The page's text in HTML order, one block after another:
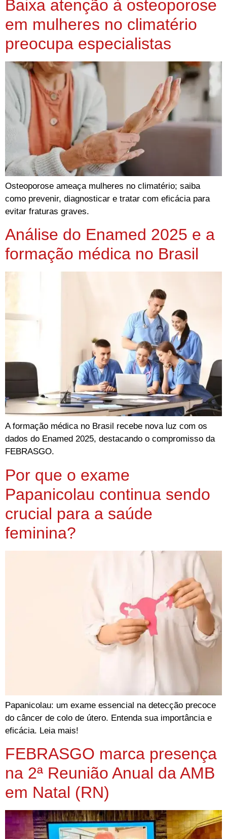
Baixa atenção à osteoporose
em mulheres no climatério
preocupa especialistas
Osteoporose ameaça mulheres no climatério; saiba
como prevenir, diagnosticar e tratar com eficácia para
evitar fraturas graves.
Análise do Enamed 2025 e a
formação médica no Brasil
A formação médica no Brasil recebe nova luz com os
dados do Enamed 2025, destacando o compromisso da
FEBRASGO.
Por que o exame
Papanicolau continua sendo
crucial para a saúde
feminina?
Papanicolau: um exame essencial na detecção precoce
do câncer de colo de útero. Entenda sua importância e
eficácia. Leia mais!
FEBRASGO marca presença
na 2ª Reunião Anual da AMB
em Natal (RN)